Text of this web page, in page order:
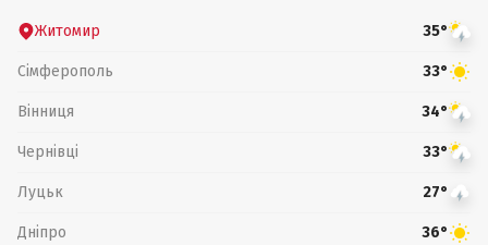
Житомир 35°
Сімферополь 33°
Вінниця 34°
Чернівці 33°
Луцьк 27°
Дніпро 36°